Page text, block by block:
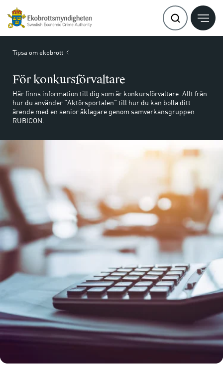
Tipsa om ekobrott
För konkursförvaltare
Här finns information till dig som är konkursförvaltare. Allt från
hur du använder “Aktörsportalen” till hur du kan bolla ditt
ärende med en senior åklagare genom samverkansgruppen
RUBICON.